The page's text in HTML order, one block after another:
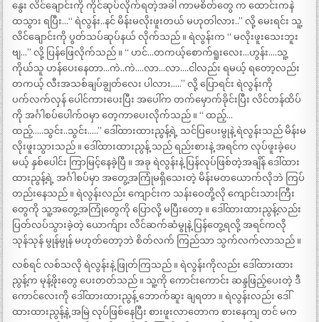
နွေး လိင်ချောင်းကို ကိုင်ဆုပ်လိုက်ရတဲ့အခါ ကာမစိတ်တွေ က ထောင်းကနဲ
ထသွား ရပြီး…“ ရဲလွန်း..နင် မိန်းမလိုးဖူးတယ် မဟုတါလား..” လို့ မေးရင်း သူ့
လိင်ချောင်းကို ပွတ်သပ်ဆုပ်နယ် လိုက်သည် ။ ရဲလွန်းက “ မလိုးဖူးသေးဘူး
ဗျ…” လို့ ပြန်ဖြေလိုက်သည် ။ “ ဟင်…တကယ့်စောက်ရူးလေး…ဟွန်း….သူ့
ကိုယ်သူ ဟန်ပေးနေတာ…ကဲ..ကဲ….လာ…လာ….ငါလည်း ရမယ့် ရတော့လည်း
တကယ့် လီးအသစ်ချပ်ချွတ်လေး ပါလား…..” လို့ ပြောရင်း ရဲလွန်းကို
ပက်လက်လှန် ပေါင်ကားပေးပြီး အပေါ်က တက်မှောက်ခိုင်းပြီး လိင်တန်ထိပ်
ကို အင်္ဂါစပ်ပေါက်ဝမှာ တေ့ကာပေးလိုက်သည် ။ “ ထည့်…
ထည့်…..သွင်း..သွင်း…..” ဒေါ်ထားထားညွန့်ရဲ့ သင်ပြပေးမွုနဲ့ ရဲလွန်းသည် မိန်းမ
လိုးဖူးသွားသည် ။ ဒေါ်ထားထားညွန့် သည် ရည်းစားနဲ့ အရင်က လုပ်ဖူးခဲ့ပေ
မယ့် နှစ်ပေါင်း ကြာမြင့်နေခဲ့ပြီ ။ အခု ရဲလွန်းနဲ့ ပြန်လုပ်ဖြစ်တဲ့အချိန် ဒေါ်ထား
ထားညွန့်ရဲ့ အင်္ဂါစပ်မှာ အတွေ့အကြုံမရှိသေးတဲ့ မိန်းမတယောက်လိုဘဲ ကြပ်
တည်းနေသည် ။ ရဲလွန်းလည်း ကျောင်းက သန်းဝေတို့လို ကျောင်းသားကြီး
တွေကို သူ့အတွေ့အကြုံတွေကို ပြောလို့ မပြီးတော့ ။ ဒေါ်ထားထားညွန့်လည်း
ပြတ်လပ်သွားခဲ့တဲ့ ယောက်ျား လိင်ဆက်ဆံမွုနဲ့ ပြန်တွေ့ရလို့ အရင်ကလို
သုန်သုန် မွုန်မွုန် မဟုတ်တော့ဘဲ စိတ်လက် ကြည်သာ သွက်လက်လာသည် ။
လစ်ရင် လစ်သလို ရဲလွန်းနဲ့ ဖြုတ်ကြသည် ။ ရဲလွန်းကိုလည်း ဒေါ်ထားထား
ညွန့်က မုန့်ဖိုးတွေ ပေးတတ်သည် ။ သူ့ကို ကောင်းကောင်း ဆန္ဒဖြည့်ပေးတဲ့ ဒီ
ကောင်လေးကို ဒေါ်ထားထားညွန့် ဘောက်ဆူး ချရတာ ။ ရဲလွန်းလည်း ဒေါ်
ထားထားညွန့်နဲ့ အမြဲ လုပ်ဖြစ်နေပြီး စားဖူးလာတောက စားနေကျ တင် မက